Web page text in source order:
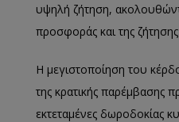
υψηλή ζήτηση,
προσφοράς και της
Η μεγιστοποίηση του
της κρατικής παρέμβασης
εκτεταμένες δωροδοκίας